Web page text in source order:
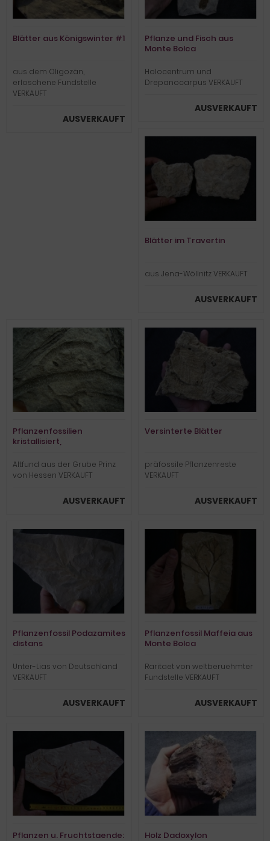
Blätter aus Königswinter #1
aus dem Oligozän,
erloschene Fundstelle
VERKAUFT
AUSVERKAUFT
Pflanze und Fisch aus
Monte Bolca
Holocentrum und
Drepanocarpus VERKAUFT
AUSVERKAUFT
Blätter im Travertin
aus Jena-Wöllnitz VERKAUFT
AUSVERKAUFT
Pflanzenfossilien
kristallisiert,
Altfund aus der Grube Prinz
von Hessen VERKAUFT
AUSVERKAUFT
Versinterte Blätter
präfossile Pflanzenreste
VERKAUFT
AUSVERKAUFT
Pflanzenfossil Podazamites
distans
Unter-Lias von Deutschland
VERKAUFT
AUSVERKAUFT
Pflanzenfossil Maffeia aus
Monte Bolca
Raritaet von weltberuehmter
Fundstelle VERKAUFT
AUSVERKAUFT
Pflanzen u. Fruchtstaende:
Holz Dadoxylon